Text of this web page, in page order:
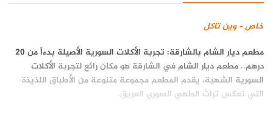
خاص – وين تاكل
مطعم ديار الشام بالشارقة: تجربة الأكلات السورية الأصيلة بدءاً من 20
درهم.. مطعم ديار الشام في الشارقة هو مكان رائع لتجربة الأكلات
السورية الشهية، يقدم المطعم مجموعة متنوعة من الأطباق اللذيذة
التي تعكس تراث الطهي السوري العريق.